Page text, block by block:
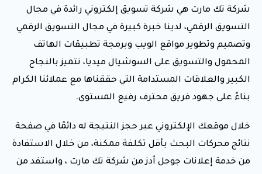
شركة تك مارت هي شركة تسويق إلكتروني رائدة في مجال
التسويق الرقمي، لدينا خبرة كبيرة في مجال التسويق الرقمي
وتصميم وتطوير مواقع الويب وبرمجة تطبيقات الهاتف
المحمول والتسويق على السوشيال ميديا، نتميز بالنجاح
الكبير والعلاقات المستدامة التي حققناها مع عملائنا الكرام
بناءً على جهود فريق محترف رفيع المستوى.
خلال موقعك الإلكتروني عبر حجز النتيجة له دائمًا في صفحة
نتائج محركات البحث بأقل تكلفة ممكنة، من خلال الاستفادة
من خدمة إعلانات جوجل أدز من شركة تك مارت ، واستفد من